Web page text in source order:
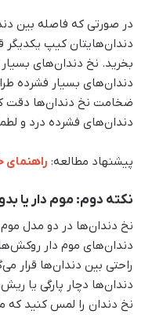
در صورتی که فاصله بین
دندان‌هایتان کیپ یکدیگر
بخرید. نخ دندان‌های بسیار
دندان‌های بسیار فشرده
ضخامت نخ دندان‌ها دقت
دندان‌های فشرده درد و
پیشنهاد مطالعه:
نکته دوم: موم دار یا
نخ دندان‌ها در دو مدل
دندان‌های موم دار
راحتی بین دندان‌ها قرار
دندان‌ها دچار پارگی یا
نخ دندان را لمس کنید که